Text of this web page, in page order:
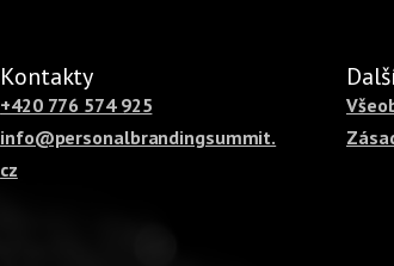
Kontakty
+420 776 574 925
info@personalbrandingsummit.
cz